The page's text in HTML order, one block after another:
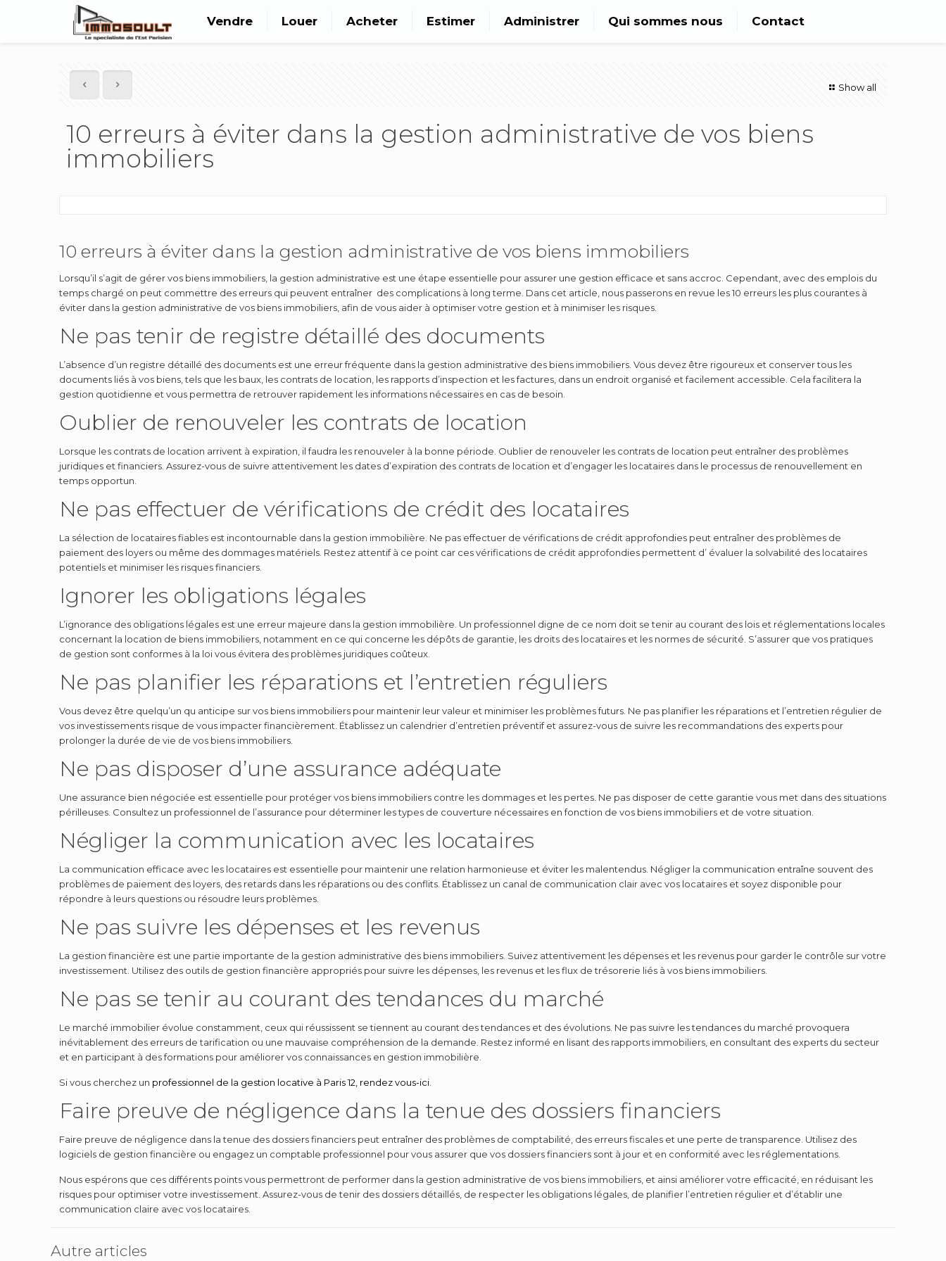
Vendre Louer Acheter Estimer Administrer Qui sommes nous Contact
Show all
10 erreurs à éviter dans la gestion administrative de vos biens
immobiliers
10 erreurs à éviter dans la gestion administrative de vos biens immobiliers
Lorsqu’il s’agit de gérer vos biens immobiliers, la gestion administrative est une étape essentielle pour assurer une gestion efficace et sans accroc. Cependant, avec des emplois du
temps chargé on peut commettre des erreurs qui peuvent entraîner des complications à long terme. Dans cet article, nous passerons en revue les 10 erreurs les plus courantes à
éviter dans la gestion administrative de vos biens immobiliers, afin de vous aider à optimiser votre gestion et à minimiser les risques.
Ne pas tenir de registre détaillé des documents
L’absence d’un registre détaillé des documents est une erreur fréquente dans la gestion administrative des biens immobiliers. Vous devez être rigoureux et conserver tous les
documents liés à vos biens, tels que les baux, les contrats de location, les rapports d’inspection et les factures, dans un endroit organisé et facilement accessible. Cela facilitera la
gestion quotidienne et vous permettra de retrouver rapidement les informations nécessaires en cas de besoin.
Oublier de renouveler les contrats de location
Lorsque les contrats de location arrivent à expiration, il faudra les renouveler à la bonne période. Oublier de renouveler les contrats de location peut entraîner des problèmes
juridiques et financiers. Assurez-vous de suivre attentivement les dates d’expiration des contrats de location et d’engager les locataires dans le processus de renouvellement en
temps opportun.
Ne pas effectuer de vérifications de crédit des locataires
La sélection de locataires fiables est incontournable dans la gestion immobilière. Ne pas effectuer de vérifications de crédit approfondies peut entraîner des problèmes de
paiement des loyers ou même des dommages matériels. Restez attentif à ce point car ces vérifications de crédit approfondies permettent d’ évaluer la solvabilité des locataires
potentiels et minimiser les risques financiers.
Ignorer les obligations légales
L’ignorance des obligations légales est une erreur majeure dans la gestion immobilière. Un professionnel digne de ce nom doit se tenir au courant des lois et réglementations locales
concernant la location de biens immobiliers, notamment en ce qui concerne les dépôts de garantie, les droits des locataires et les normes de sécurité. S’assurer que vos pratiques
de gestion sont conformes à la loi vous évitera des problèmes juridiques coûteux.
Ne pas planifier les réparations et l’entretien réguliers
Vous devez être quelqu’un qu anticipe sur vos biens immobiliers pour maintenir leur valeur et minimiser les problèmes futurs. Ne pas planifier les réparations et l’entretien régulier de
vos investissements risque de vous impacter financièrement. Établissez un calendrier d’entretien préventif et assurez-vous de suivre les recommandations des experts pour
prolonger la durée de vie de vos biens immobiliers.
Ne pas disposer d’une assurance adéquate
Une assurance bien négociée est essentielle pour protéger vos biens immobiliers contre les dommages et les pertes. Ne pas disposer de cette garantie vous met dans des situations
périlleuses. Consultez un professionnel de l’assurance pour déterminer les types de couverture nécessaires en fonction de vos biens immobiliers et de votre situation.
Négliger la communication avec les locataires
La communication efficace avec les locataires est essentielle pour maintenir une relation harmonieuse et éviter les malentendus. Négliger la communication entraîne souvent des
problèmes de paiement des loyers, des retards dans les réparations ou des conflits. Établissez un canal de communication clair avec vos locataires et soyez disponible pour
répondre à leurs questions ou résoudre leurs problèmes.
Ne pas suivre les dépenses et les revenus
La gestion financière est une partie importante de la gestion administrative des biens immobiliers. Suivez attentivement les dépenses et les revenus pour garder le contrôle sur votre
investissement. Utilisez des outils de gestion financière appropriés pour suivre les dépenses, les revenus et les flux de trésorerie liés à vos biens immobiliers.
Ne pas se tenir au courant des tendances du marché
Le marché immobilier évolue constamment, ceux qui réussissent se tiennent au courant des tendances et des évolutions. Ne pas suivre les tendances du marché provoquera
inévitablement des erreurs de tarification ou une mauvaise compréhension de la demande. Restez informé en lisant des rapports immobiliers, en consultant des experts du secteur
et en participant à des formations pour améliorer vos connaissances en gestion immobilière.
Si vous cherchez un professionnel de la gestion locative à Paris 12, rendez vous-ici
Faire preuve de négligence dans la tenue des dossiers financiers
Faire preuve de négligence dans la tenue des dossiers financiers peut entraîner des problèmes de comptabilité, des erreurs fiscales et une perte de transparence. Utilisez des
logiciels de gestion financière ou engagez un comptable professionnel pour vous assurer que vos dossiers financiers sont à jour et en conformité avec les réglementations.
Nous espérons que ces différents points vous permettront de performer dans la gestion administrative de vos biens immobiliers, et ainsi améliorer votre efficacité, en réduisant les
risques pour optimiser votre investissement. Assurez-vous de tenir des dossiers détaillés, de respecter les obligations légales, de planifier l’entretien régulier et d’établir une
communication claire avec vos locataires.
Autre articles